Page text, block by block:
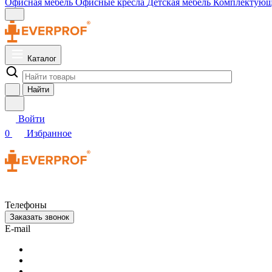
Офисная мебель Офисные кресла Детская мебель
Каталог
Найти
Войти
0
Избранное
Телефоны
Заказать звонок
E-mail